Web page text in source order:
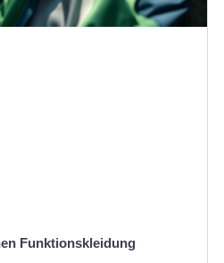
Funktionskleidung